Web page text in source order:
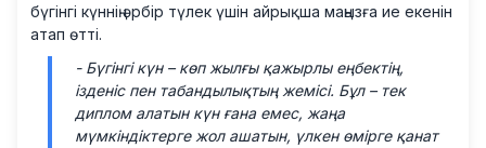
бүгінгі күннің әрбір түлек үшін айрықша маңызға ие екенін
атап өтті.
- Бүгінгі күн – көп жылғы қажырлы еңбектің,
ізденіс пен табандылықтың жемісі. Бұл – тек
диплом алатын күн ғана емес, жаңа
мүмкіндіктерге жол ашатын, үлкен өмірге қанат